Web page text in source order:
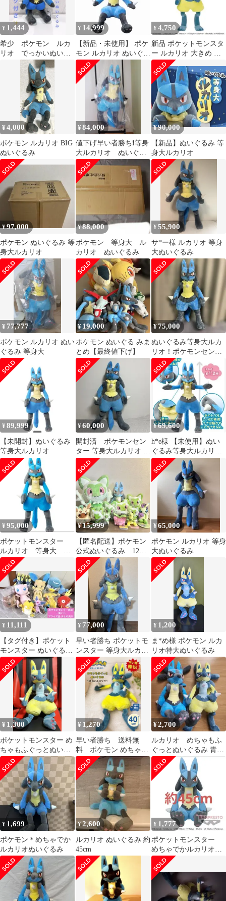
¥ 1,444
希少 ポケモン ルカ
リオ でっかいぬいぐ
るみ 劇場版 きみに
きめた！ タグ付き
¥ 14,999
【新品・未使用】 ポケ
モン ルカリオ ぬいぐる
み 73cm
¥ 4,750
新品 ポケットモンスタ
ー ルカリオ 大きめ ぬ
いぐるみ
¥4,000
ポケモン ルカリオ BIG
ぬいぐるみ
¥84,000
値下げ早い者勝ち❗等身
大ルカリオ ぬいぐる
みポケモン
¥90,000
【新品】ぬいぐるみ 等
身大ルカリオ
¥97,000
ポケモン ぬいぐるみ 等
身大ルカリオ
¥88,000
ポケモン 等身大 ル
カリオ ぬいぐるみ
¥55,900
サ*ー様 ルカリオ 等身
大ぬいぐるみ
¥ 77,777
ポケモン ルカリオ ぬい
ぐるみ 等身大
¥ 19,000
ポケモン ぬいぐる みま
とめ【最終値下げ】
¥75,000
ぬいぐるみ等身大ルカ
リオ！ポケモンセンタ
ー限定！
¥ 89,999
【未開封】ぬいぐるみ
等身大ルカリオ
¥60,000
開封済 ポケモンセン
ター 等身大ルカリオ ぬ
いぐるみ
¥69,600
h*e様 【未使用】ぬい
ぐるみ等身大ルカリ
オ ポケモン
¥ 95,000
ポケットモンスター
ルカリオ 等身大 ぬ
いぐるみ
¥15,999
【匿名配送】ポケモン
公式ぬいぐるみ 12点
セット
¥65,000
ポケモン ルカリオ 等身
大ぬいぐるみ
¥ 11,111
【タグ付き】ポケット
モンスター ぬいぐるみ
12体セット まとめ売り
¥ 77,000
早い者勝ち ポケットモ
ンスター 等身大ルカリ
オ ぬいぐるみ
¥ 1,200
ま*め様 ポケモン ルカ
リオ特大ぬいぐるみ
¥ 1,300
ポケットモンスター め
ちゃもふぐっとぬいぐ
るみ ルカリオ
¥ 1,270
早い者勝ち 送料無
料 ポケモン めちゃも
ふぐっとぬいぐるみ 黄
色いルカリオ
¥2,700
ルカリオ めちゃもふ
ぐっとぬいぐるみ 青・
黄色2点セット 美品
¥ 1,699
ポケモン＊めちゃでか
ルカリオぬいぐるみ
¥2,600
ルカリオ ぬいぐるみ 約
45cm
¥ 1,777
ポケットモンスター
めちゃでかルカリオぬ
いぐるみ バンダイ